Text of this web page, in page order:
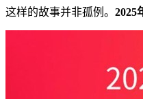
这样的故事并非孤例。 2025